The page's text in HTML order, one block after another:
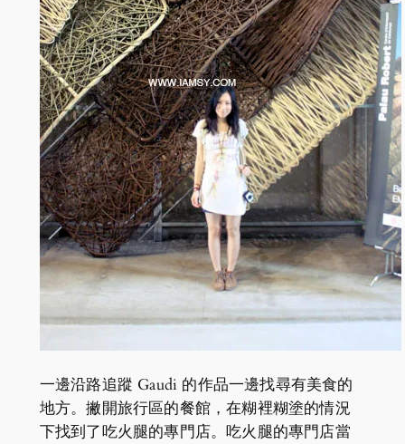
一邊沿路追蹤 Gaudi 的作品一邊找尋有美食的
地方。撇開旅行區的餐館，在糊裡糊塗的情況
下找到了吃火腿的專門店。吃火腿的專門店當